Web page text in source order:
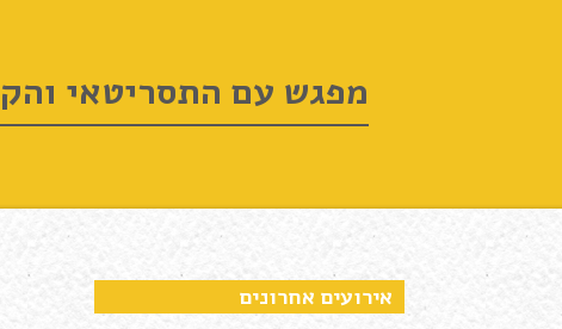
מפגש עם התסריטאי
אירועים אחרונים